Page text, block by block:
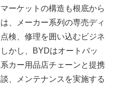
ーケットの構造も根底から
、メーカー系列の専売ディ
検、修理を囲い込むビジネ
かし、BYDはオートバッ
カー用品店チェーンと提携
、メンテナンスを実施する